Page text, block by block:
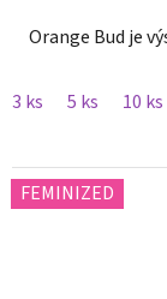
Orange Bud je
3 ks
5 ks 10 ks
FEMINIZED